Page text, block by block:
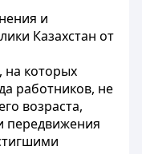
и
Казахстан от
на которых
работников, не
возраста,
передвижения